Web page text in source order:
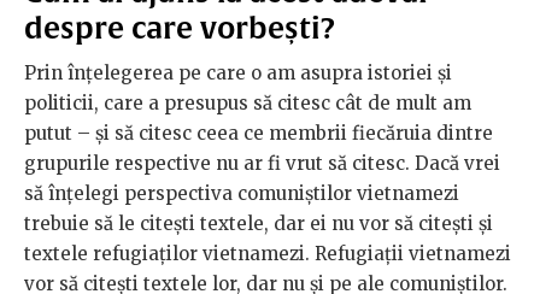
despre care vorbești?
Prin înțelegerea pe care o am asupra istoriei și
politicii, care a presupus să citesc cât de mult am
putut – și să citesc ceea ce membrii fiecăruia dintre
grupurile respective nu ar fi vrut să citesc. Dacă vrei
să înțelegi perspectiva comuniștilor vietnamezi
trebuie să le citești textele, dar ei nu vor să citești și
textele refugiaților vietnamezi. Refugiații vietnamezi
vor să citești textele lor, dar nu și pe ale comuniștilor.